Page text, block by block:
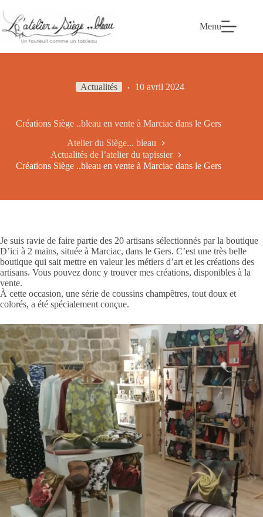
au
contenu
Menu
Actualités 10 avril 2024
Créations Siège ..bleau en vente à Marciac dans le Gers
Atelier du Siège... bleau
Actualités de l’atelier du tapissier
Créations Siège ..bleau en vente à Marciac dans le Gers
Je suis ravie de faire partie des 20 artisans sélectionnés par la boutique
D’ici à 2 mains, située à Marciac, dans le Gers. C’est une très belle
boutique qui sait mettre en valeur les métiers d’art et les créations des
artisans. Vous pouvez donc y trouver mes créations, disponibles à la
vente.
À cette occasion, une série de coussins champêtres, tout doux et
colorés, a été spécialement conçue.